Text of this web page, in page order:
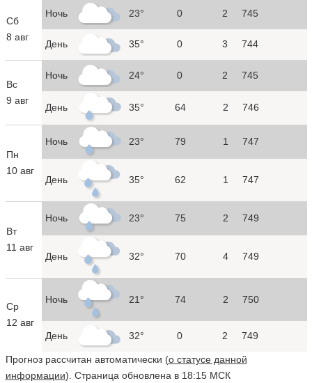
Сб
8 авг
Ночь 23° 0 2 745
День 35° 0 3 744
Вс
9 авг
Ночь 24° 0 2 745
День 35° 64 2 746
Пн
10 авг
Ночь 23° 79 1 747
День 35° 62 1 747
Вт
11 авг
Ночь 23° 75 2 749
День 32° 70 4 749
Ср
12 авг
Ночь 21° 74 2 750
День 32° 0 2 749
Прогноз рассчитан автоматически (о статусе данной
информации). Страница обновлена в 18:15 МСК